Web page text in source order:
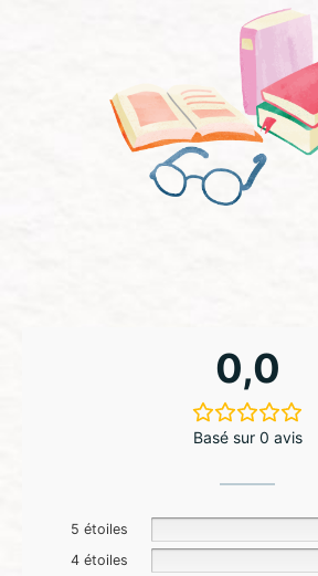
0,0
Basé sur 0 avis
5 étoiles
4 étoiles